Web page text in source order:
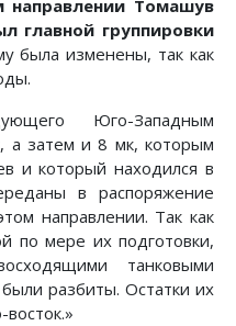
Томашув
главной группировки
была изменены, так как
Юго-Западным
затем и 8 мк, которым
и который находился в
в распоряжение
направлении. Так как
по мере их подготовки,
танковыми
разбиты. Остатки их